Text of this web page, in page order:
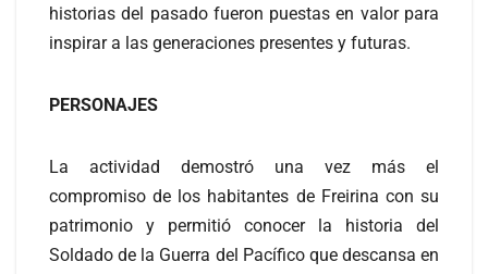
historias del pasado fueron puestas en valor para
inspirar a las generaciones presentes y futuras.
PERSONAJES
La actividad demostró una vez más el
compromiso de los habitantes de Freirina con su
patrimonio y permitió conocer la historia del
Soldado de la Guerra del Pacífico que descansa en